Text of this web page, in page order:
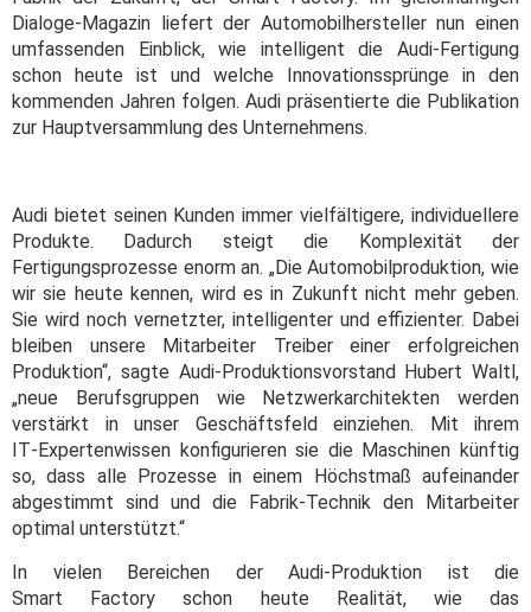
Dialoge-Magazin liefert der Automobilhersteller nun einen
umfassenden Einblick, wie intelligent die Audi-Fertigung
schon heute ist und welche Innovationssprünge in den
kommenden Jahren folgen. Audi präsentierte die Publikation
zur Hauptversammlung des Unternehmens.
Audi bietet seinen Kunden immer vielfältigere, individuellere
Produkte. Dadurch steigt die Komplexität der
Fertigungsprozesse enorm an. „Die Automobilproduktion, wie
wir sie heute kennen, wird es in Zukunft nicht mehr geben.
Sie wird noch vernetzter, intelligenter und effizienter. Dabei
bleiben unsere Mitarbeiter Treiber einer erfolgreichen
Produktion“, sagte Audi‑Produktionsvorstand Hubert Waltl,
„neue Berufsgruppen wie Netzwerkarchitekten werden
verstärkt in unser Geschäftsfeld einziehen. Mit ihrem
IT‑Expertenwissen konfigurieren sie die Maschinen künftig
so, dass alle Prozesse in einem Höchstmaß aufeinander
abgestimmt sind und die Fabrik‑Technik den Mitarbeiter
optimal unterstützt.“
In vielen Bereichen der Audi‑Produktion ist die
Smart Factory schon heute Realität, wie das